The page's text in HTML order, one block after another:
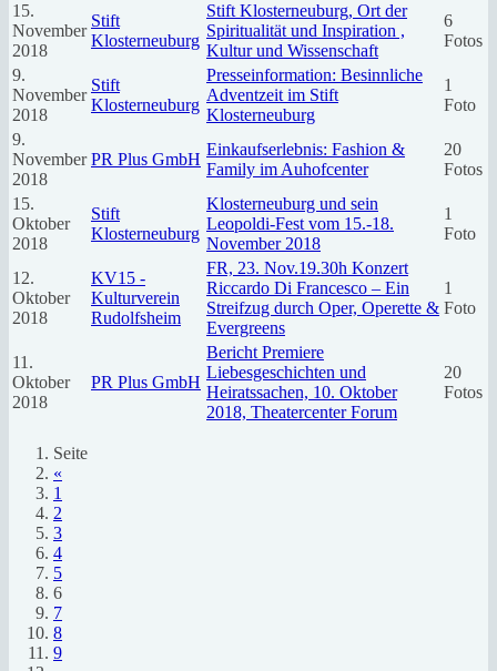
15.
November
2018
Stift
Klosterneuburg
Stift Klosterneuburg, Ort der
Spiritualität und Inspiration ,
Kultur und Wissenschaft
6
Fotos
9.
November
2018
Stift
Klosterneuburg
Presseinformation: Besinnliche
Adventzeit im Stift
Klosterneuburg
1
Foto
9.
November
2018
PR Plus GmbH
Einkaufserlebnis: Fashion &
Family im Auhofcenter
20
Fotos
15.
Oktober
2018
Stift
Klosterneuburg
Klosterneuburg und sein
Leopoldi-Fest vom 15.-18.
November 2018
1
Foto
12.
Oktober
2018
KV15 -
Kulturverein
Rudolfsheim
FR, 23. Nov.19.30h Konzert
Riccardo Di Francesco – Ein
Streifzug durch Oper, Operette &
Evergreens
1
Foto
11.
Oktober
2018
PR Plus GmbH
Bericht Premiere
Liebesgeschichten und
Heiratssachen, 10. Oktober
2018, Theatercenter Forum
20
Fotos
Seite
«
1
2
3
4
5
6
7
8
9